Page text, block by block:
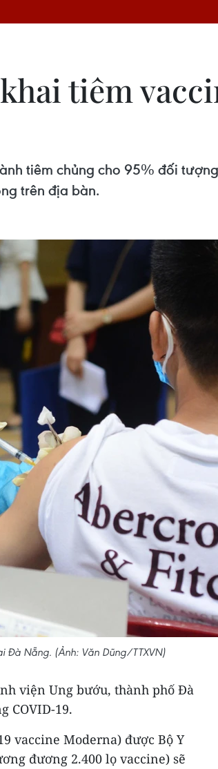
tiêm
tiêm chủng cho 95% đối
trên địa bàn.
Đà Nẵng. (Ảnh: Văn Dũng/TTXVN)
viện Ung bướu, thành phố Đà
COVID-19.
vaccine Moderna) được Bộ Y
đương 2.400 lọ vaccine) sẽ